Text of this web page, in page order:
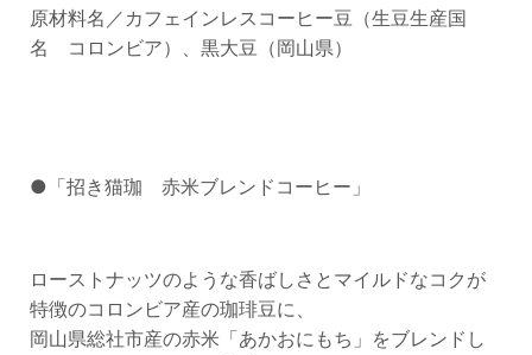
原材料名／カフェインレスコーヒー豆（生豆生産国
名 コロンビア）、黒大豆（岡山県）
●「招き猫珈 赤米ブレンドコーヒー」
ローストナッツのような香ばしさとマイルドなコクが
特徴のコロンビア産の珈琲豆に、
岡山県総社市産の赤米「あかおにもち」をブレンドし